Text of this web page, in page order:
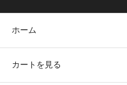
ホーム
カートを見る